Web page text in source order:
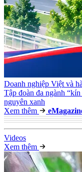
Doanh nghiệp Việt và
Tập đoàn đa ngành
nguyên xanh
Xem thêm
e
Videos
Xem thêm